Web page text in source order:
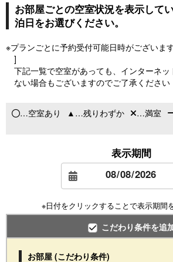
お部屋ごとの空室状況を表示して
泊日をお選びください。
※プランごとに予約受付可能日時がございま
]
下記一覧で空室があっても、インターネ
ない場合もございますのでご了承ください
…空室あり …残りわずか …満室
表示期間
※日付をクリックすることで表示期間
こだわり条件を追
お部屋 (こだわり条件)